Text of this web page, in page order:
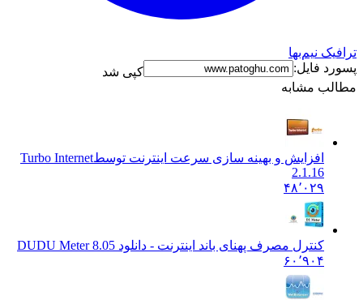
نیم‌بها
فایل:
کپی شد
مشابه
افزایش و بهینه سازی سرعت اینترنت توسطTurbo Internet
2.1.16
۴۸٬۰۲۹
کنترل مصرف پهنای باند اینترنت - دانلود DUDU Meter 8.05
۶۰٬۹۰۴